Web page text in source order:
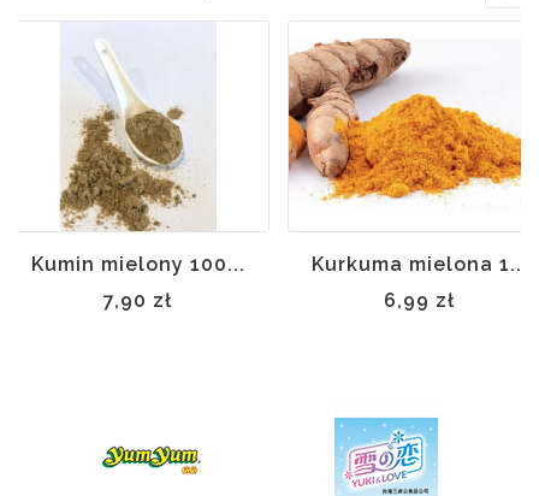
Kumin mielony 100...
7,90 zł
Kurkuma mielona 1...
6,99 zł